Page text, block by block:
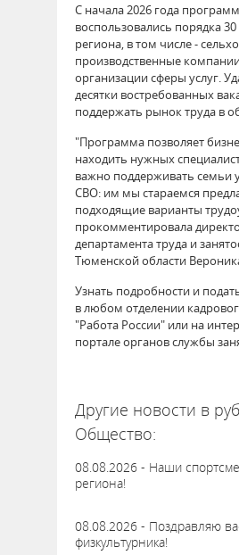
С начала 2026 года
воспользовались порядка
региона, в том числе -
производственные
организации сферы услуг.
десятки востребованных
поддержать рынок труда в
"Программа позволяет
находить нужных
важно поддерживать семьи
СВО: им мы стараемся
подходящие варианты
прокомментировала
департамента труда и
Тюменской области
Узнать подробности и
в любом отделении
"Работа России" или на
портале органов службы
Другие новости в
Общество:
08.08.2026 - Наши
региона!
08.08.2026 - Поздравляю
физкультурника!